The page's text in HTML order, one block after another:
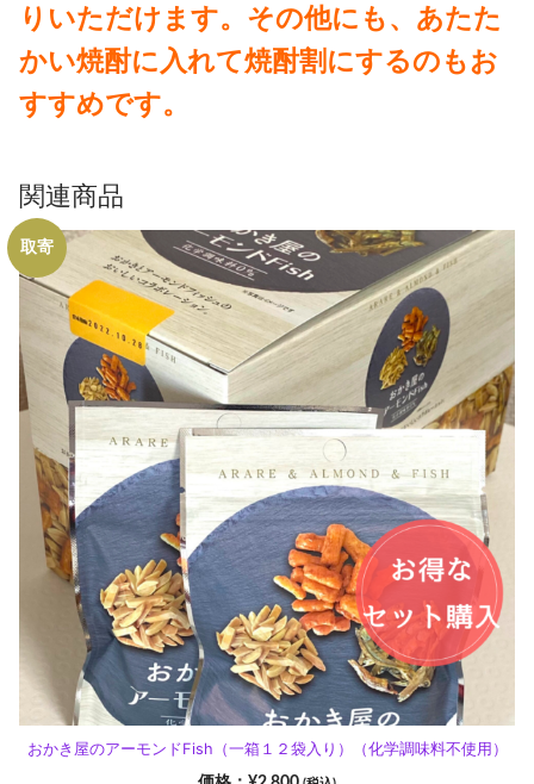
りいただけます。その他にも、あたた
かい焼酎に入れて焼酎割にするのもお
すすめです。
関連商品
取寄
おかき屋のアーモンドFish（一箱１２袋入り）（化学調味料不使用）